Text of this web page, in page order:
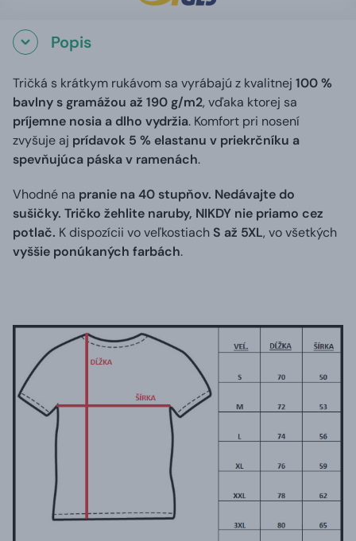
Popis
Tričká s krátkym rukávom sa vyrábajú z kvalitnej 100 %
bavlny s gramážou až 190 g/m2, vďaka ktorej sa
príjemne nosia a dlho vydržia. Komfort pri nosení
zvyšuje aj prídavok 5 % elastanu v priekrčníku a
spevňujúca páska v ramenách.
Vhodné na pranie na 40 stupňov. Nedávajte do
sušičky. Tričko žehlite naruby, NIKDY nie priamo cez
potlač. K dispozícii vo veľkostiach S až 5XL, vo všetkých
vyššie ponúkaných farbách.